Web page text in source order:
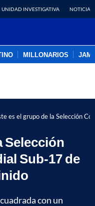
UNIDAD INVESTIGATIVA NOTICIAS
MILLONARIOS
es el grupo de la Selección
Selección
Sub-17 de
con un